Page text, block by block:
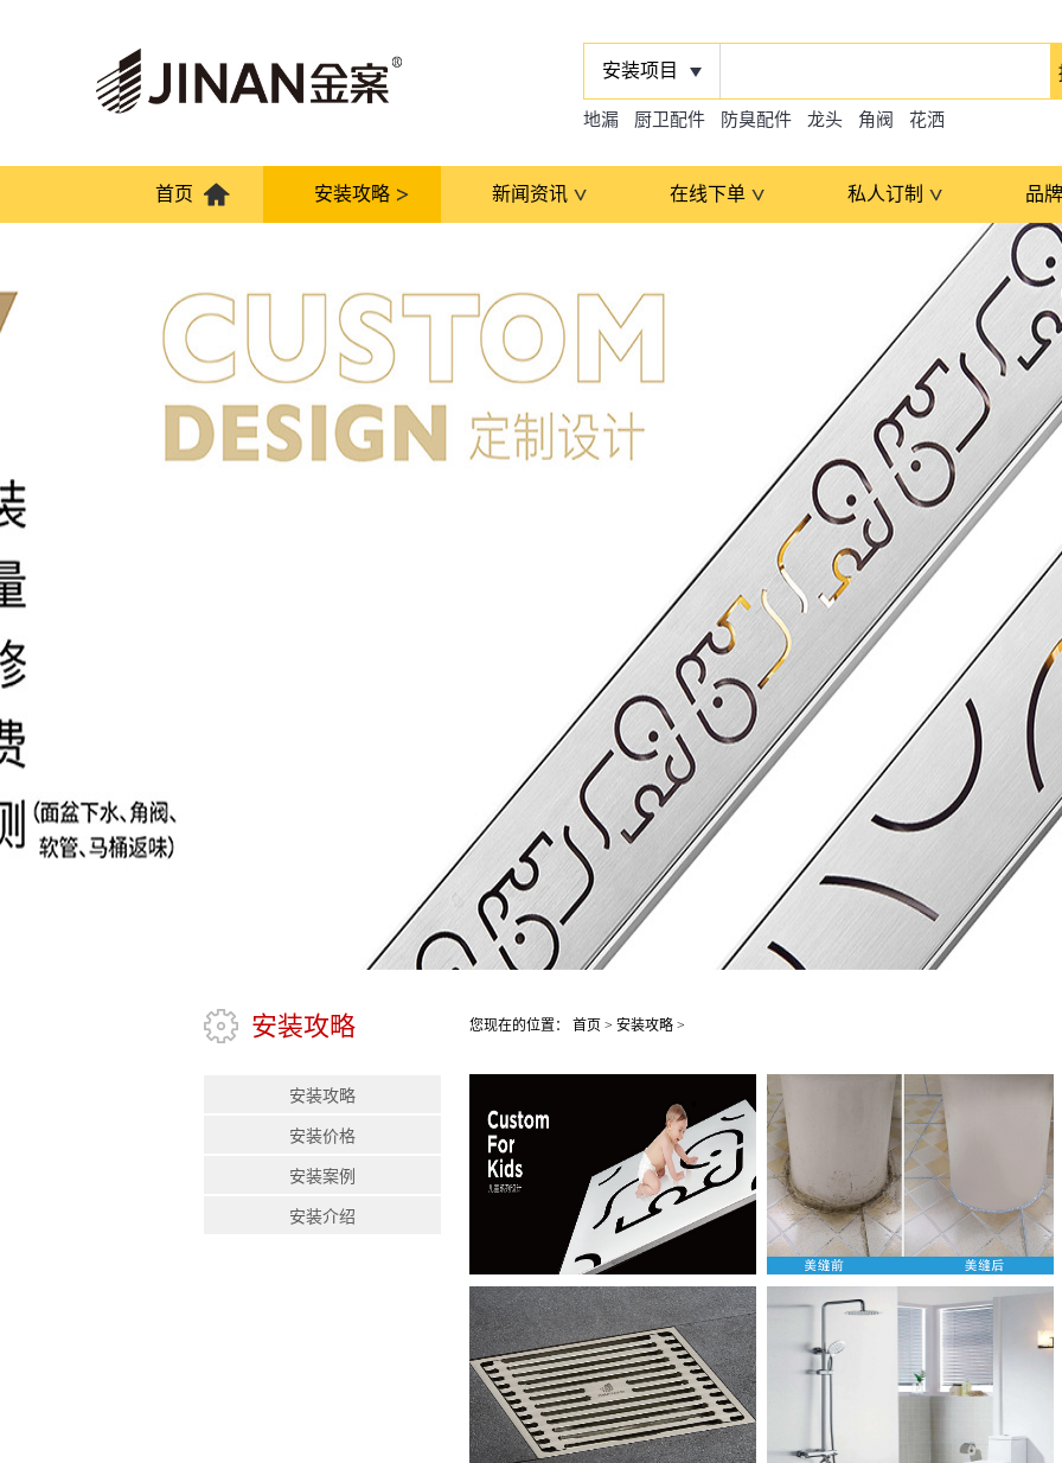
安装项目
地漏 厨卫配件 防臭配件 龙头 角阀 花洒
首页 安装攻略 新闻资讯 在线下单 私人订制 品
安装攻略
安装攻略
安装价格
安装案例
安装介绍
您现在的位置： 首页 > 安装攻略 >